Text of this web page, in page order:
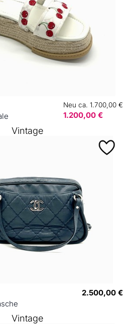
Neu ca. 1.700,00 €
1.200,00 €
2.500,00 €
Vintage
Vintage